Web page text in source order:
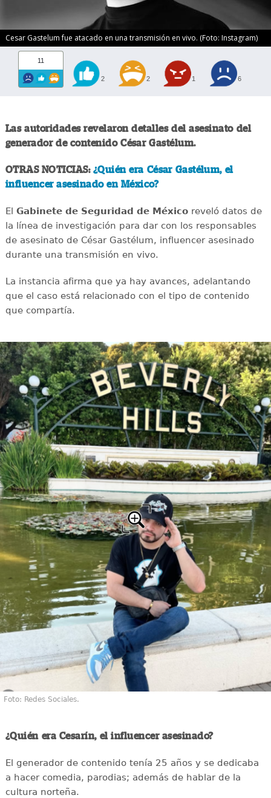
Cesar Gastelum fue atacado en una transmisión en vivo. (Foto: Instagram)
11
2 2 1 6
Las autoridades revelaron detalles del asesinato del
generador de contenido César Gastélum.
OTRAS NOTICIAS: ¿Quién era César Gastélum, el
influencer asesinado en México?
El Gabinete de Seguridad de Méxicoreveló datos de
la línea de investigación para dar con los responsables
de asesinato de César Gastélum, influencer asesinado
durante una transmisión en vivo.
La instancia afirma que ya hay avances, adelantando
que el caso está relacionado con el tipo de contenido
que compartía.
Foto: Redes Sociales.
¿Quién era Cesarín, el influencer asesinado?
El generador de contenido tenía 25 años y se dedicaba
a hacer comedia, parodias; además de hablar de la
cultura norteña.